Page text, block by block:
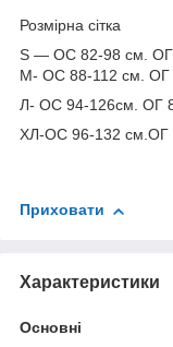
Розмірна сітка
S — ОС 82-98 см. ОГ
M- ОС 88-112 см. ОГ
Л- ОС 94-126см. ОГ
ХЛ-ОС 96-132 см.ОГ
Приховати
Характеристики
Основні